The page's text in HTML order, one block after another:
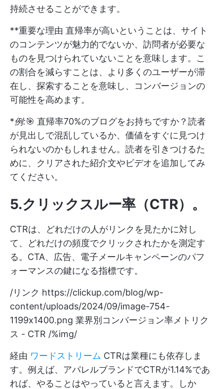
持続させることができます。
**重要な理由 直帰率が高いということは、サイト
のコンテンツが魅力的でないか、訪問者が必要な
ものを見つけられていないことを意味します。こ
の割合を減らすことは、より多くのユーザーが滞
在し、探索することを意味し、コンバージョンの
可能性を高めます。
*例:🎯 直帰率70%のブログをお持ちですか？読者
が見出しで混乱しているか、価値をすぐに見つけ
られないのかもしれません。読者を引きつけるた
めに、クリアされた紹介文やビデオを追加してみ
てください。
5.クリックスルー率（CTR） 。
CTRは、どれだけの人がリンクを見たかに対し
て、どれだけの頻度でクリックされたかを測定す
る。CTA、広告、電子メールキャンペーンのパフ
ォーマンスの鍵になる指標です。
/リンク https://clickup.com/blog/wp-
content/uploads/2024/09/image-754-
1199x1400.png 業界別コンバージョン率メトリク
ス - CTR /%img/
経由 ワードストリーム CTRは業種にも依存しま
す。例えば、アパレルブランドでCTRが1.14%であ
れば、やることはやっていると言えます。しか